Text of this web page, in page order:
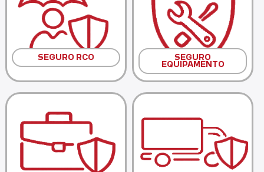
SEGURO RCO
SEGURO
EQUIPAMENTO